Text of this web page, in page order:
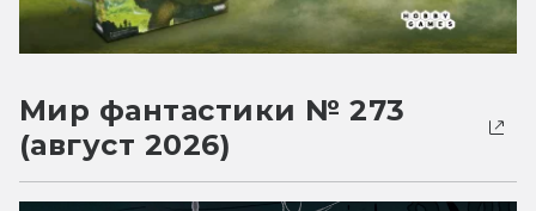
Мир фантастики № 273
(август 2026)